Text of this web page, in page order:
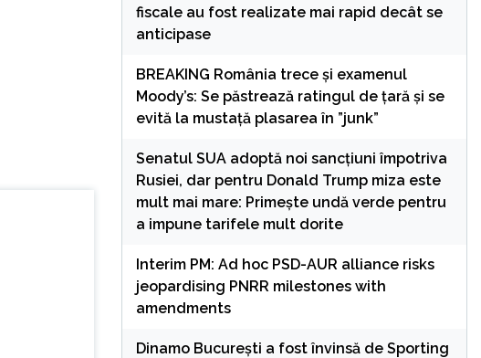
fiscale au fost realizate mai rapid decât se
anticipase
BREAKING România trece și examenul
Moody’s: Se păstrează ratingul de țară și se
evită la mustață plasarea în ”junk”
Senatul SUA adoptă noi sancțiuni împotriva
Rusiei, dar pentru Donald Trump miza este
mult mai mare: Primește undă verde pentru
a impune tarifele mult dorite
Interim PM: Ad hoc PSD-AUR alliance risks
jeopardising PNRR milestones with
amendments
Dinamo București a fost învinsă de Sporting